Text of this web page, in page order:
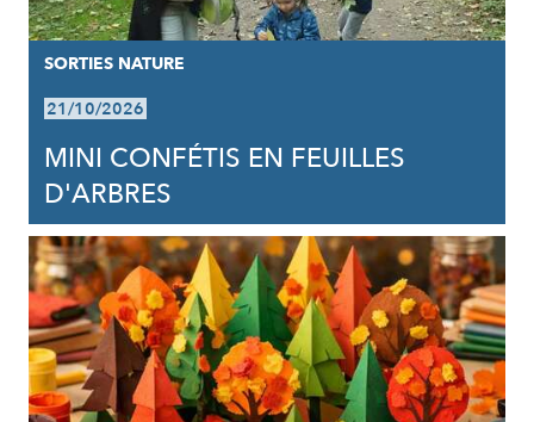
SORTIES NATURE
21/10/2026
MINI CONFÉTIS EN FEUILLES
D'ARBRES